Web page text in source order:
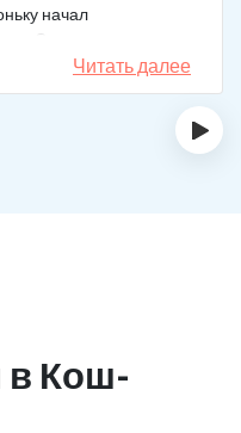
начал
Спустя год завел
пристрастие к
чтобы ее не потерять.
Читать далее
›
в Кош-